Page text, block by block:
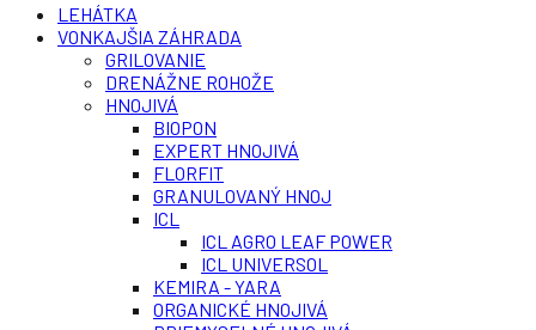
LEHÁTKA
VONKAJŠIA ZÁHRADA
GRILOVANIE
DRENÁŽNE ROHOŽE
HNOJIVÁ
BIOPON
EXPERT HNOJIVÁ
FLORFIT
GRANULOVANÝ HNOJ
ICL
ICL AGRO LEAF POWER
ICL UNIVERSOL
KEMIRA - YARA
ORGANICKÉ HNOJIVÁ